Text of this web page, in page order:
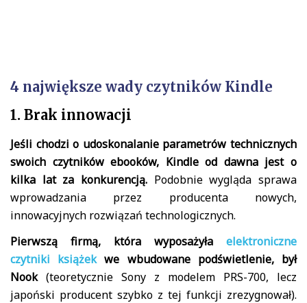
4 największe wady czytników Kindle
1. Brak innowacji
Jeśli chodzi o udoskonalanie parametrów technicznych
swoich czytników ebooków, Kindle od dawna jest o
kilka lat za konkurencją. Podobnie wygląda sprawa
wprowadzania przez producenta nowych,
innowacyjnych rozwiązań technologicznych.
Pierwszą firmą, która wyposażyła elektroniczne
czytniki książekwe wbudowane podświetlenie, był
Nook(teoretycznie Sony z modelem PRS-700, lecz
japoński producent szybko z tej funkcji zrezygnował).